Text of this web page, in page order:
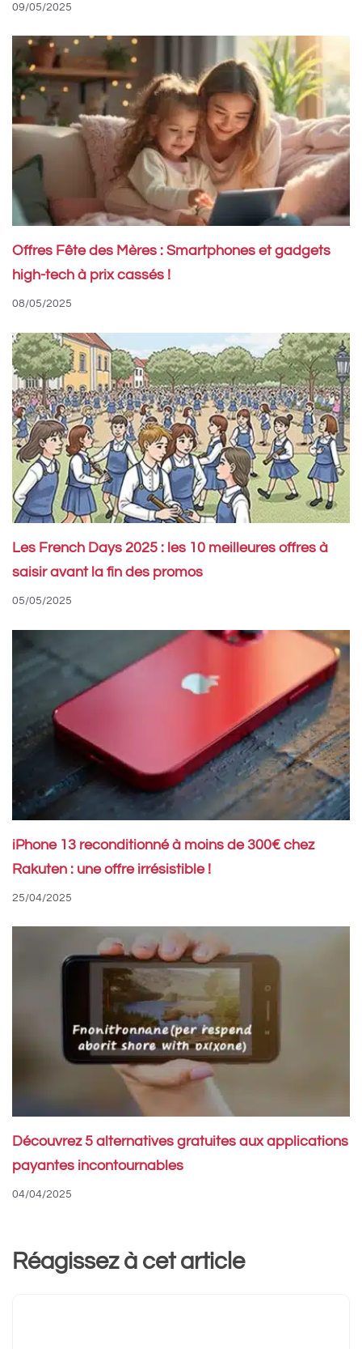
09/05/2025
Offres Fête des Mères : Smartphones et gadgets
high-tech à prix cassés !
08/05/2025
Les French Days 2025 : les 10 meilleures offres à
saisir avant la fin des promos
05/05/2025
iPhone 13 reconditionné à moins de 300€ chez
Rakuten : une offre irrésistible !
25/04/2025
Découvrez 5 alternatives gratuites aux applications
payantes incontournables
04/04/2025
Réagissez à cet article